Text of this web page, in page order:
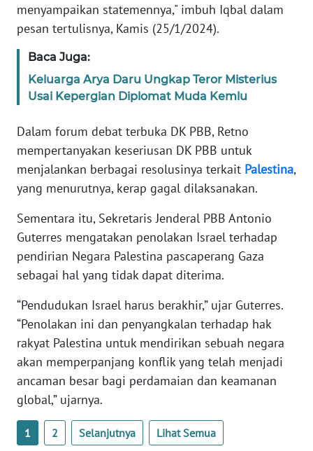
menyampaikan statemennya," imbuh Iqbal dalam
pesan tertulisnya, Kamis (25/1/2024).
Baca Juga:
Keluarga Arya Daru Ungkap Teror Misterius
Usai Kepergian Diplomat Muda Kemlu
Dalam forum debat terbuka DK PBB, Retno
mempertanyakan keseriusan DK PBB untuk
menjalankan berbagai resolusinya terkait Palestina,
yang menurutnya, kerap gagal dilaksanakan.
Sementara itu, Sekretaris Jenderal PBB Antonio
Guterres mengatakan penolakan Israel terhadap
pendirian Negara Palestina pascaperang Gaza
sebagai hal yang tidak dapat diterima.
“Pendudukan Israel harus berakhir,” ujar Guterres.
“Penolakan ini dan penyangkalan terhadap hak
rakyat Palestina untuk mendirikan sebuah negara
akan memperpanjang konflik yang telah menjadi
ancaman besar bagi perdamaian dan keamanan
global,” ujarnya.
1 2 Selanjutnya Lihat Semua
WN
WN
BANTEN
WN
WN
KEPRI
WN
WN
PAPUA
BARAT
WN
RIAU
WN
SERAMBI